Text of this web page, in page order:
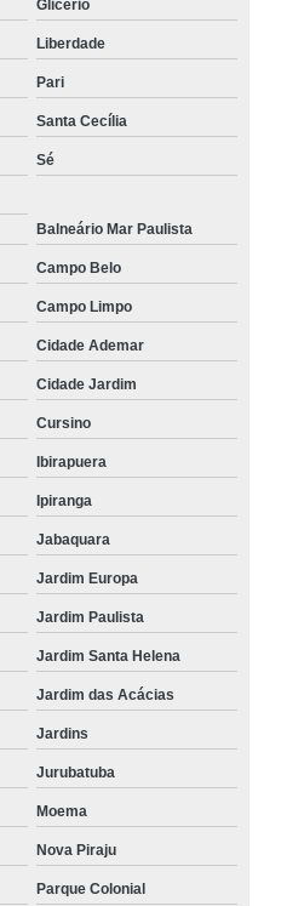
Glicério
Liberdade
Pari
Santa Cecília
Sé
Balneário Mar Paulista
Campo Belo
Campo Limpo
Cidade Ademar
Cidade Jardim
Cursino
Ibirapuera
Ipiranga
Jabaquara
Jardim Europa
Jardim Paulista
Jardim Santa Helena
Jardim das Acácias
Jardins
Jurubatuba
Moema
Nova Piraju
Parque Colonial